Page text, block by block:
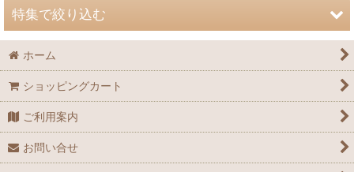
並び順 :
特集で絞り込む
スプラッシュ
サラダっこ（メラミン）
ワラベファミリー（メラミン）
ホーム
ショッピングカート
ご利用案内
お問い合せ